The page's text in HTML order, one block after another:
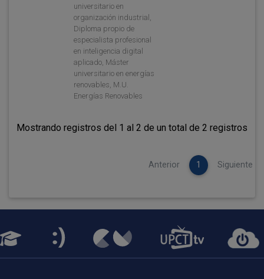
universitario en
organización industrial,
Diploma propio de
especialista profesional
en inteligencia digital
aplicado, Máster
universitario en energías
renovables, M.U.
Energías Renovables
Mostrando registros del 1 al 2 de un total de 2 registros
Anterior 1 Siguiente